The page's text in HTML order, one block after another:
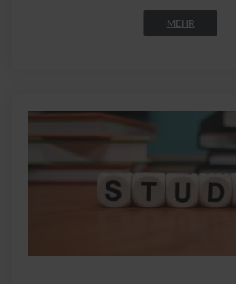
MEHR